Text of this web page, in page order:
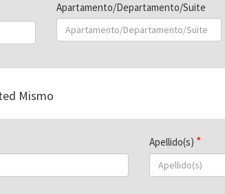
Apartamento/Departamento/Suite
Mismo
Apellido(s)